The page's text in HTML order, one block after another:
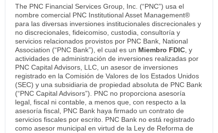
The PNC Financial Services Group, Inc. (“PNC”) usa el
nombre comercial PNC Institutional Asset Management®
para las diversas inversiones institucionales discrecionales y
no discrecionales, fideicomiso, custodia, consultoría y
servicios relacionados provistos por PNC Bank, National
Association (“PNC Bank”), el cual es un Miembro FDIC , y
actividades de administración de inversiones realizadas por
PNC Capital Advisors, LLC, un asesor de inversiones
registrado en la Comisión de Valores de los Estados Unidos
(SEC) y una subsidiaria de propiedad absoluta de PNC Bank
(“PNC Capital Advisors”). PNC no proporciona asesoría
legal, fiscal ni contable, a menos que, con respecto a la
asesoría fiscal, PNC Bank haya firmado un contrato de
servicios fiscales por escrito. PNC Bank no está registrado
como asesor municipal en virtud de la Ley de Reforma de